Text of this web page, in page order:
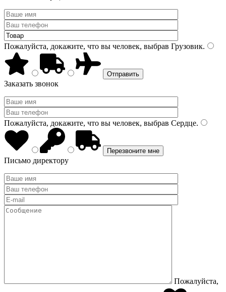
Пожалуйста, докажите, что вы человек, выбрав Грузовик.
Заказать звонок
Пожалуйста, докажите, что вы человек, выбрав Сердце.
Письмо директору
Пожалуйста,